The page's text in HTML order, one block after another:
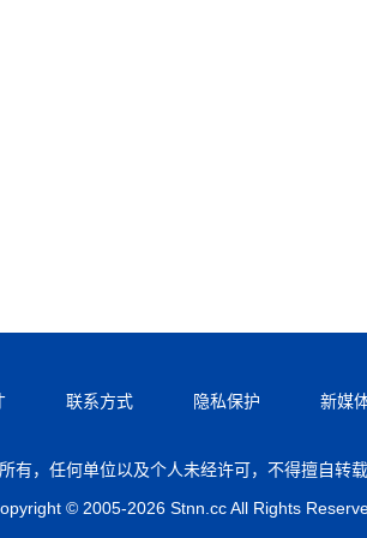
联系方式 隐私保护 新媒
有，任何单位以及个人未经许可，不得擅自转载
© 2005-2026 Stnn.cc All Rights